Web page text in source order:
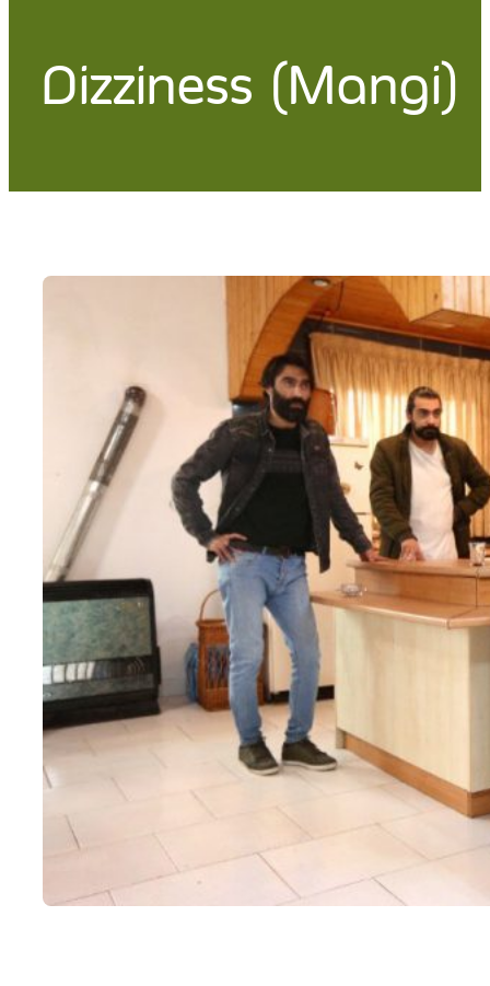
Dizziness (Mangi)